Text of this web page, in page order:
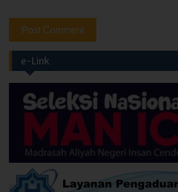
e-Link